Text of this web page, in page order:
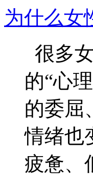
为什么女
很多
的“心
的委屈
情绪也
疲惫、